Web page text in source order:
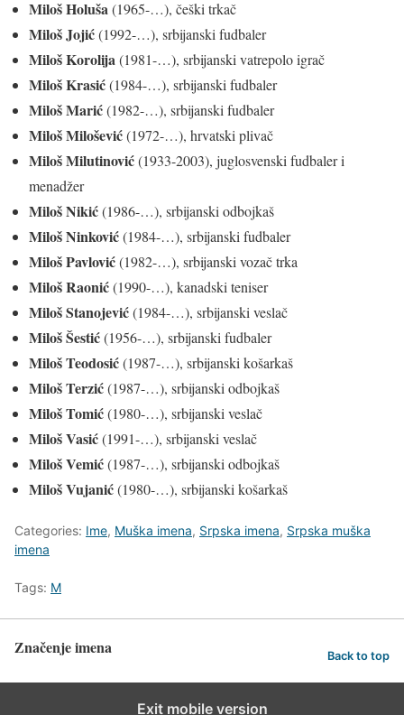
Miloš Holuša(1965-…), češki trkač
Miloš Jojić(1992-…), srbijanski fudbaler
Miloš Korolija(1981-…), srbijanski vatrepolo igrač
Miloš Krasić(1984-…), srbijanski fudbaler
Miloš Marić(1982-…), srbijanski fudbaler
Miloš Milošević(1972-…), hrvatski plivač
Miloš Milutinović(1933-2003), juglosvenski fudbaler i
menadžer
Miloš Nikić(1986-…), srbijanski odbojkaš
Miloš Ninković(1984-…), srbijanski fudbaler
Miloš Pavlović(1982-…), srbijanski vozač trka
Miloš Raonić(1990-…), kanadski teniser
Miloš Stanojević(1984-…), srbijanski veslač
Miloš Šestić(1956-…), srbijanski fudbaler
Miloš Teodosić(1987-…), srbijanski košarkaš
Miloš Terzić(1987-…), srbijanski odbojkaš
Miloš Tomić(1980-…), srbijanski veslač
Miloš Vasić(1991-…), srbijanski veslač
Miloš Vemić(1987-…), srbijanski odbojkaš
Miloš Vujanić(1980-…), srbijanski košarkaš
Categories: Ime, Muška imena, Srpska imena, Srpska muška
imena
Tags: M
Značenje imena Back to top
Exit mobile version